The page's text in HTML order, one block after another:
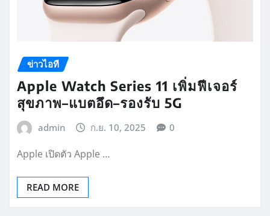
ข่าวไอที
Apple Watch Series 11 เพิ่มฟีเจอร์
สุขภาพ–แบตอึด–รองรับ 5G
admin ก.ย. 10, 2025 0
Apple เปิดตัว Apple …
READ MORE